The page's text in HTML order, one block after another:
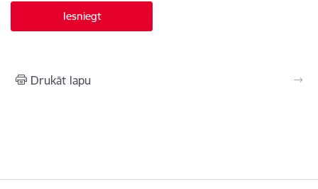
Drukāt lapu